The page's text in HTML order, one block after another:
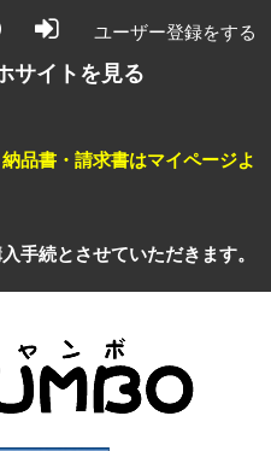
サイトを見る
品書・請求書はマイページよ
手続とさせていただきます。
ユーザー登録をする